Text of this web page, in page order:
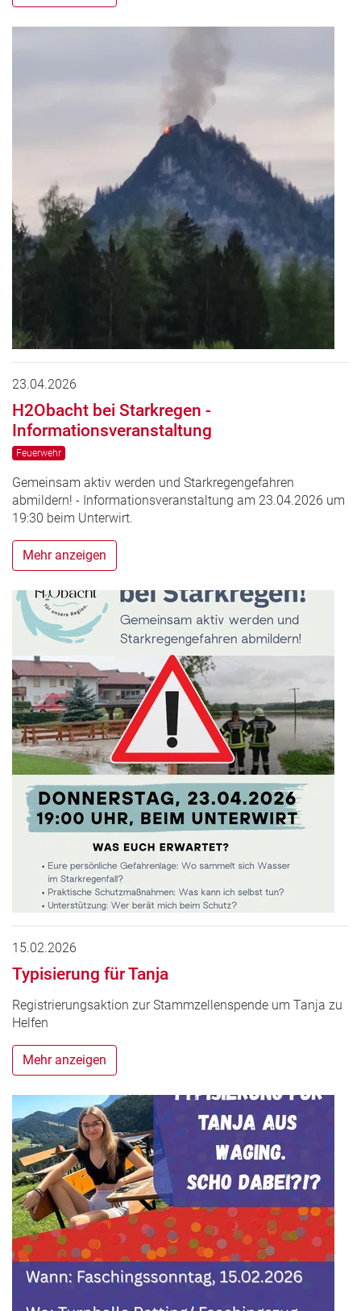
23.04.2026
H2Obacht bei Starkregen -
Informationsveranstaltung
Feuerwehr
Gemeinsam aktiv werden und Starkregengefahren
abmildern! - Informationsveranstaltung am 23.04.2026 um
19:30 beim Unterwirt.
Mehr anzeigen
15.02.2026
Typisierung für Tanja
Registrierungsaktion zur Stammzellenspende um Tanja zu
Helfen
Mehr anzeigen